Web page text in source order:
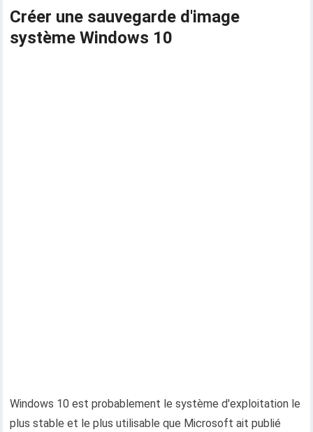
Créer une sauvegarde d'image
système Windows 10
Windows 10 est probablement le système d'exploitation le
plus stable et le plus utilisable que Microsoft ait publié